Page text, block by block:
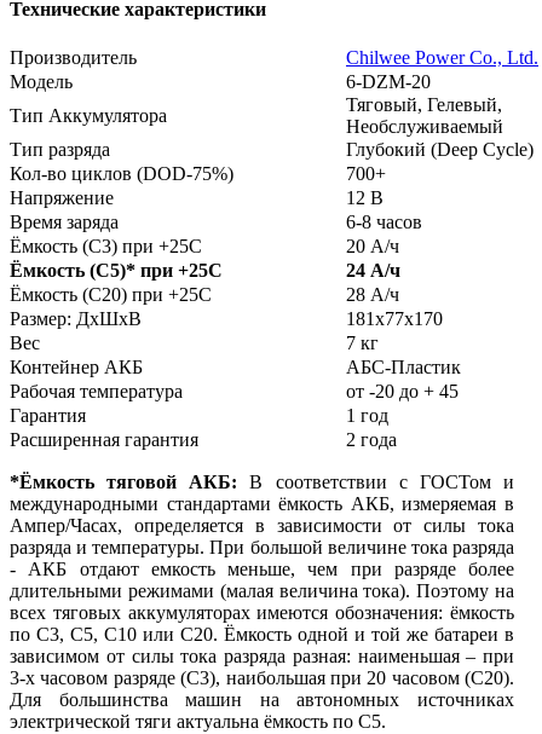
Технические характеристики
Производитель
Chilwee Power Co., Ltd.
Модель
6-DZM-20
Тип Аккумулятора
Тяговый, Гелевый,
Необслуживаемый
Тип разряда
Глубокий (Deep Cycle)
Кол-во циклов (DOD-75%)
700+
Напряжение
12 В
Время заряда
6-8 часов
Ёмкость (С3) при +25С
20 А/ч
Ёмкость (С5)* при +25С
24 А/ч
Ёмкость (С20) при +25С
28 А/ч
Размер: ДхШхВ
181х77х170
Вес
7 кг
Контейнер АКБ
АБС-Пластик
Рабочая температура
от -20 до + 45
Гарантия
1 год
Расширенная гарантия
2 года
*Ёмкость тяговой АКБ:В соответствии с ГОСТом и
международными стандартами ёмкость АКБ, измеряемая в
Ампер/Часах, определяется в зависимости от силы тока
разряда и температуры. При большой величине тока разряда
- АКБ отдают емкость меньше, чем при разряде более
длительными режимами (малая величина тока). Поэтому на
всех тяговых аккумуляторах имеются обозначения: ёмкость
по С3, С5, С10 или С20. Ёмкость одной и той же батареи в
зависимом от силы тока разряда разная: наименьшая – при
3-х часовом разряде (С3), наибольшая при 20 часовом (С20).
Для большинства машин на автономных источниках
электрической тяги актуальна ёмкость по С5.